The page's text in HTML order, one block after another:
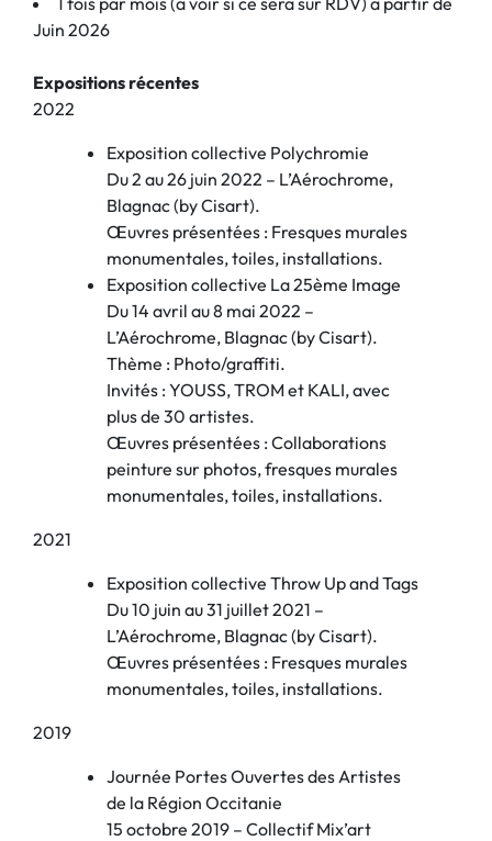
Juin 2026
Expositions récentes
2022
Exposition collective Polychromie
Du 2 au 26 juin 2022 – L’Aérochrome,
Blagnac (by Cisart).
Œuvres présentées : Fresques murales
monumentales, toiles, installations.
Exposition collective La 25ème Image
Du 14 avril au 8 mai 2022 –
L’Aérochrome, Blagnac (by Cisart).
Thème : Photo/graffiti.
Invités : YOUSS, TROM et KALI, avec
plus de 30 artistes.
Œuvres présentées : Collaborations
peinture sur photos, fresques murales
monumentales, toiles, installations.
2021
Exposition collective Throw Up and Tags
Du 10 juin au 31 juillet 2021 –
L’Aérochrome, Blagnac (by Cisart).
Œuvres présentées : Fresques murales
monumentales, toiles, installations.
2019
Journée Portes Ouvertes des Artistes
de la Région Occitanie
15 octobre 2019 – Collectif Mix’art